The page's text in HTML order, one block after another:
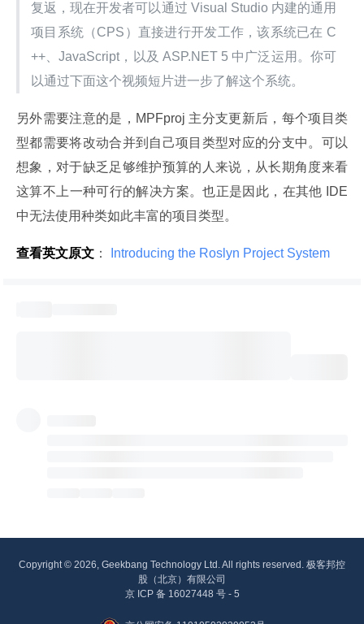
复返，现在开发者可以通过 Visual Studio 内建的通用
项目系统（CPS）直接进行开发工作，该系统已在 C
++、JavaScript，以及 ASP.NET 5 中广泛运用。你可
以通过下面这个视频短片进一步了解这个系统。
另外需要注意的是，MPFproj 主分支更新后，每个项目类
型都需要将改动合并到自己项目类型对应的分支中。可以
想象，对于缺乏足够维护预算的人来说，从长期角度来看
这算不上一种可行的解决方案。也正是因此，在其他 IDE
中无法使用种类如此丰富的项目类型。
查看英文原文 ： Introducing the Roslyn Project System
Copyright © 2026, Geekbang Technology Ltd. All rights reserved. 极客邦控
股（北京）有限公司
京 ICP 备 16027448 号 - 5